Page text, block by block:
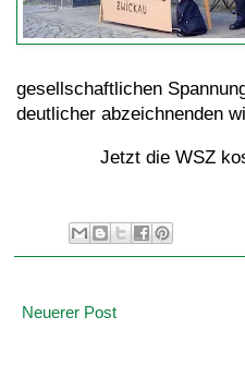
gesellschaftlichen
deutlicher abzeichnenden
Jetzt die WSZ
Neuerer Post